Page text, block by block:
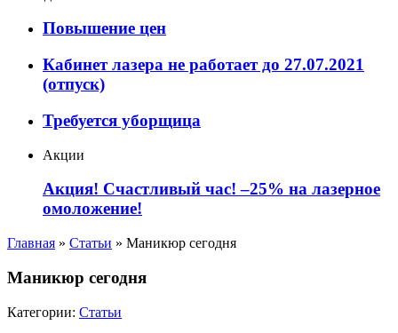
Повышение цен
Кабинет лазера не работает до 27.07.2021
(отпуск)
Требуется уборщица
Акции
Акция! Счастливый час! –25% на лазерное
омоложение!
Главная » Статьи » Маникюр сегодня
Маникюр сегодня
Категории: Статьи